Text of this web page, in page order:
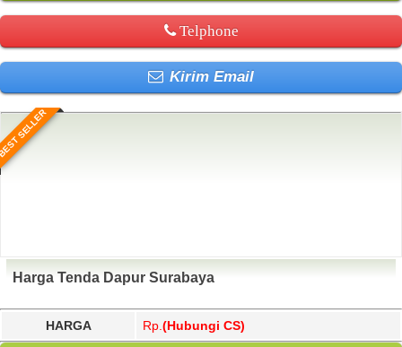
Telphone
Kirim Email
SELLER
Harga Tenda Dapur Surabaya
HARGA Rp. (Hubungi CS)